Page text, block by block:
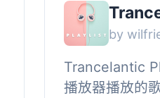
by
Trancelantic
播放器播放的